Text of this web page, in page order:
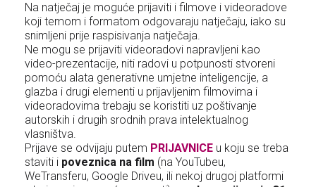
Na natječaj je moguće prijaviti i filmove i videoradove
koji temom i formatom odgovaraju natječaju, iako su
snimljeni prije raspisivanja natječaja.
Ne mogu se prijaviti videoradovi napravljeni kao
video-prezentacije, niti radovi u potpunosti stvoreni
pomoću alata generativne umjetne inteligencije, a
glazba i drugi elementi u prijavljenim filmovima i
videoradovima trebaju se koristiti uz poštivanje
autorskih i drugih srodnih prava intelektualnog
vlasništva.
Prijave se odvijaju putem PRIJAVNICE u koju se treba
staviti i poveznica na film (na YouTubeu,
WeTransferu, Google Driveu, ili nekoj drugoj platformi